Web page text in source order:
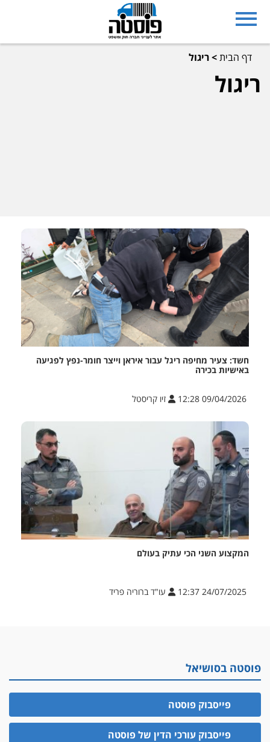
דף הבית>ריגול
ריגול
חשד: צעיר מחיפה ריגל עבור איראן וייצר חומר-נפץ לפגיעה
באישיות בכירה
09/04/2026 12:28 זיו קריסטל
המקצוע השני הכי עתיק בעולם
24/07/2025 12:37 עו"ד ברוריה פריד
פוסטה בסושיאל
פייסבוק פוסטה
פייסבוק עורכי הדין של פוסטה